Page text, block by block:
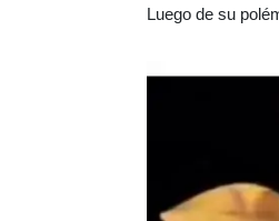
Luego de su